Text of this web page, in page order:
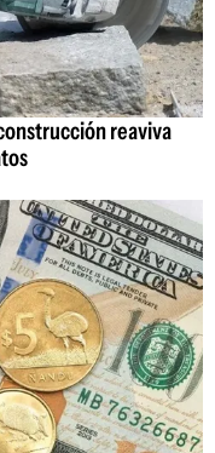
reaviva